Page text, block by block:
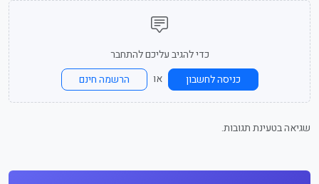
כדי להגיב עליכם להתחבר
כניסה לחשבון
או הרשמה חינם
שגיאה בטעינת תגובות.